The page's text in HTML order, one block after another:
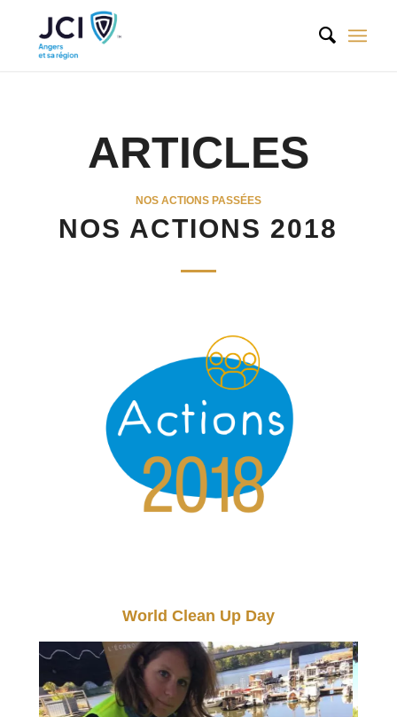
ARTICLES
NOS ACTIONS PASSÉES
NOS ACTIONS 2018
World Clean Up Day